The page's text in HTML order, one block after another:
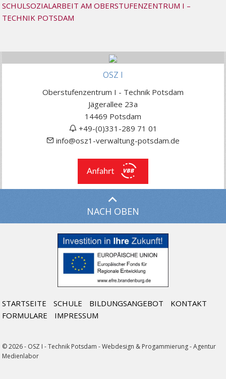
SCHULSOZIALARBEIT AM OBERSTUFENZENTRUM I –
TECHNIK POTSDAM
OSZ I
Oberstufenzentrum I - Technik Potsdam
Jägerallee 23a
14469 Potsdam
+49-(0)331-289 71 01
info@osz1-verwaltung-potsdam.de
NACH OBEN
STARTSEITE SCHULE BILDUNGSANGEBOT
KONTAKT
FORMULARE
IMPRESSUM
© 2026 - OSZ I - Technik Potsdam -Webdesign & Progammierung - Agentur
Medienlabor